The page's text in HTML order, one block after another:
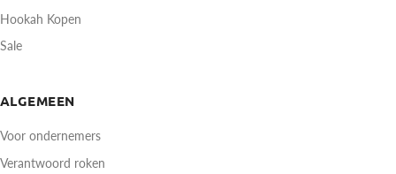
Hookah Kopen
Sale
ALGEMEEN
Voor ondernemers
Verantwoord roken